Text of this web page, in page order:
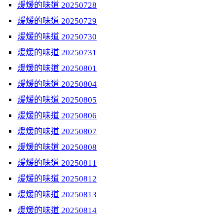
煖煖的味道 20250728
煖煖的味道 20250729
煖煖的味道 20250730
煖煖的味道 20250731
煖煖的味道 20250801
煖煖的味道 20250804
煖煖的味道 20250805
煖煖的味道 20250806
煖煖的味道 20250807
煖煖的味道 20250808
煖煖的味道 20250811
煖煖的味道 20250812
煖煖的味道 20250813
煖煖的味道 20250814